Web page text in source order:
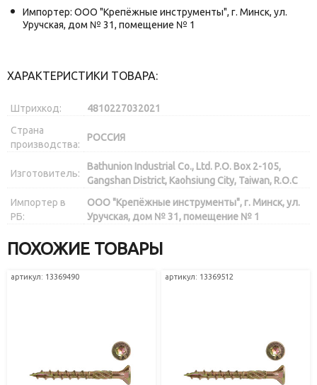
Импортер: ООО "Крепёжные инструменты", г. Минск, ул.
Уручская, дом № 31, помещение № 1
ХАРАКТЕРИСТИКИ ТОВАРА:
Штрихкод:
4810227032021
Страна
производства:
РОССИЯ
Изготовитель:
Bathunion Industrial Co., Ltd. P.O. Box 2-105,
Gangshan District, Kaohsiung City, Taiwan, R.O.C
Импортер в
РБ:
ООО "Крепёжные инструменты", г. Минск, ул.
Уручская, дом № 31, помещение № 1
ПОХОЖИЕ ТОВАРЫ
артикул: 13369490 артикул: 13369512